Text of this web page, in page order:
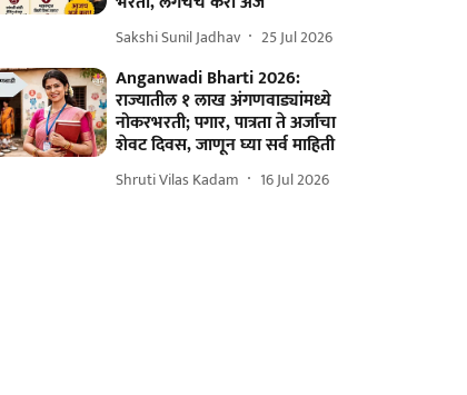
Sakshi Sunil Jadhav 25 Jul 2026
Anganwadi Bharti 2026:
राज्यातील १ लाख अंगणवाड्यांमध्ये
नोकरभरती; पगार, पात्रता ते अर्जाचा
शेवट दिवस, जाणून घ्या सर्व माहिती
Shruti Vilas Kadam 16 Jul 2026